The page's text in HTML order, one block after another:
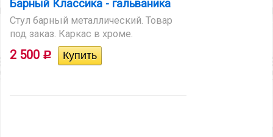
Барный Класcика - гальваника
Стул барный металлический. Товар
под заказ. Каркас в хроме.
2 500 Р